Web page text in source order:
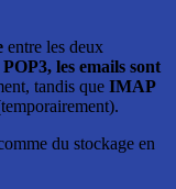
entre les deux
POP3, les emails sont
tandis que IMAP
du stockage en